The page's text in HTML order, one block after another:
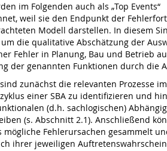
im Folgenden auch als „Top Events“
weil sie den Endpunkt der
Modell darstellen. In diesem
um die qualitative Abschätzung der
Fehler in Planung, Bau und Betrieb
der genannten Funktionen durch die
zunächst die relevanten Prozesse im
einer SBA zu identifizieren und
(d.h. sachlogischen)
(s. Abschnitt 2.1). Anschließend
mögliche Fehlerursachen gesammelt
ihrer jeweiligen